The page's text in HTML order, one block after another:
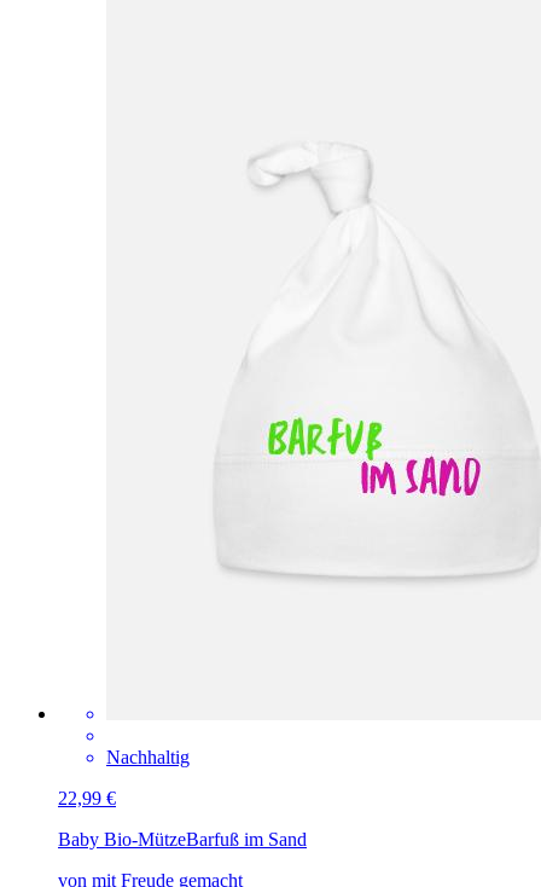
Nachhaltig
22,99 €
Baby Bio-MützeBarfuß im Sand
von mit Freude gemacht